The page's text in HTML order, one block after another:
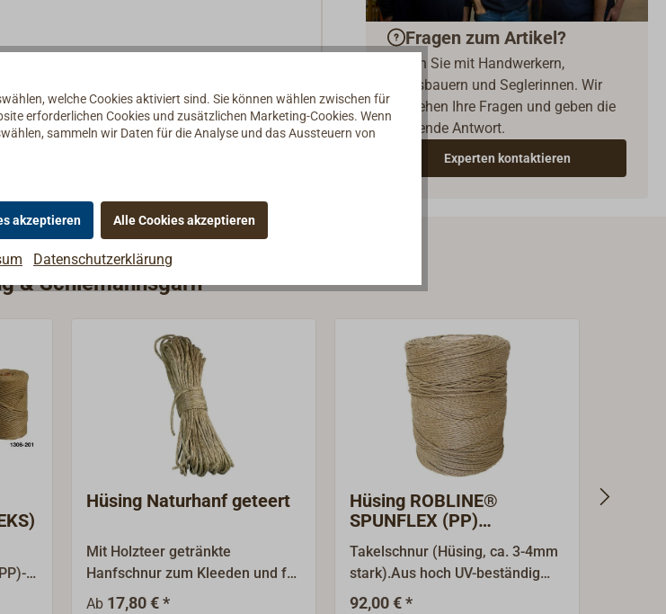
Fragen zum Artikel?
Reden Sie mit Handwerkern,
Bootsbauern und Seglerinnen. Wir
verstehen Ihre Fragen und geben die
passende Antwort.
Experten kontaktieren
& Schiemannsgarn
Hüsing Naturhanf geteert
Mit Holzteer getränkte
Hanfschnur zum Kleeden und für
viele andere Zwecke. Gefertigt
Ab 17,80 € *
Hüsing ROBLINE®
SPUNFLEX (PP)
Großspule
Takelschnur (Hüsing, ca. 3-4mm
stark).Aus hoch UV-beständig
ausgerüsteter ROBLINE
92,00 € *
welche Cookies aktiviert sind. Sie können wählen zwischen für
erforderlichen Cookies und zusätzlichen Marketing-Cookies. Wenn
sammeln wir Daten für die Analyse und das Aussteuern von
akzeptieren Alle Cookies akzeptieren
Datenschutzerklärung